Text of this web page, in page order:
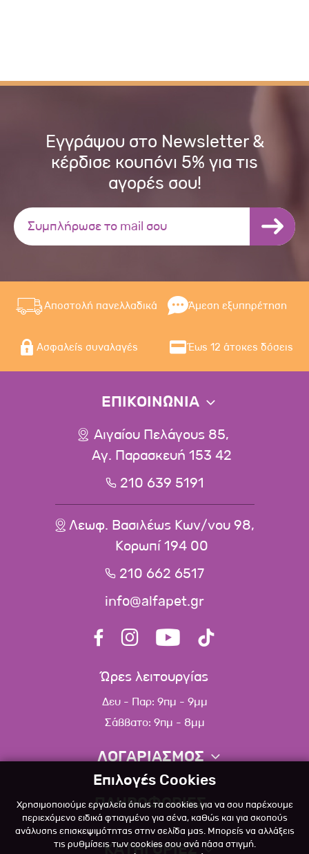
Εγγράψου στο Newsletter &
κέρδισε κουπόνι 5% για τις
αγορές σου!
Αποστολή πανελλαδικά Άμεση εξυπηρέτηση
Ασφαλείς συναλαγές Έως 12 άτοκες δόσεις
ΕΠΙΚΟΙΝΩΝΙΑ
Αιγαίου Πελάγους 85,
Αγ. Παρασκευή 153 42
210 639 5191
Λεωφ. Βασιλέως Κων/νου 98,
Κορωπί 194 00
210 662 6517
info@alfapet.gr
Ώρες λειτουργίας
Δευ - Παρ: 9πμ - 9μμ
Σάββατο: 9πμ - 8μμ
ΛΟΓΑΡΙΑΣΜΟΣ
Πληροφορίες λογαριασμού
Λίστα αγαπημένων
Πολιτική επιστροφών
ΠΛΗΡΟΦΟΡΙΕΣ
Σχετικά
ΚΑΤΗΓΟΡΙΕΣ
Επιλογές Cookies
Χρησιμοποιούμε εργαλεία όπως τα cookies για να σου παρέχουμε
περιεχόμενο ειδικά φτιαγμένο για σένα, καθώς και για σκοπούς
ανάλυσης επισκεψιμότητας στην σελίδα μας. Μπορείς να αλλάξεις
τις ρυθμίσεις των cookies σου ανά πάσα στιγμή.